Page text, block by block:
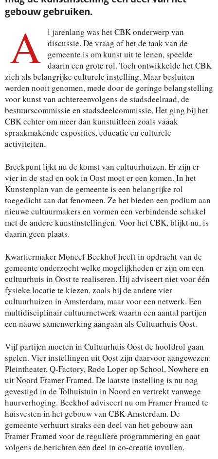
gebouw gebruiken.
A
l jarenlang was het CBK onderwerp van
discussie. De vraag of het de taak van de
gemeente is om kunst uit te lenen, speelde
daarin een grote rol. Toch ontwikkelde het CBK
zich als belangrijke culturele instelling. Maar besluiten
werden nooit genomen, mede door de geringe belangstelling
voor kunst van achtereenvolgens de stadsdeelraad, de
bestuurscommissie en stadsdeelcommissie. Het ging bij het
CBK echter om meer dan kunstuitleen zoals vaaak
spraakmakende exposities, educatie en culturele
activiteiten.
Breekpunt lijkt nu de komst van cultuurhuizen. Er zijn er
vier in de stad en ook in Oost moet er een komen. In het
Kunstenplan van de gemeente is een belangrijke rol
toegedicht aan dat fenomeen. Ze het bieden een podium aan
nieuwe cultuurmakers en vormen een verbindende schakel
met de andere kunstinstellingen. Voor het CBK, blijkt nu, is
daarin geen plaats.
Kwartiermaker Moncef Beekhof heeft in opdracht van de
gemeente onderzocht welke mogelijkheden er zijn om een
cultuurhuis in Oost te realiseren. Hij adviseert niet voor één
fysieke locatie te kiezen, zoals bij de andere vier
cultuurhuizen in Amsterdam, maar voor een netwerk. Een
multidisciplinair cultuurnetwerk waarin een aantal partijen
een nauwe samenwerking aangaan als Cultuurhuis Oost.
Vijf partijen moeten in Cultuurhuis Oost de hoofdrol gaan
spelen. Vier instellingen uit Oost zijn daarvoor aangewezen:
Pleintheater, Q-Factory, Rode Loper op School, Nowhere en
uit Noord Framer Framed. De laatste instelling is nu nog
gevestigd in de Tolhuistuin in Noord en vertrekt vanwege
huurverhoging. Beekhof adviseert nu om Framer Framed te
huisvesten in het gebouw van CBK Amsterdam. De
gemeente verhuurt straks een deel van het gebouw aan
Framer Framed voor de reguliere programmering en gaat
volgens de berichten een deel in co-creatie invullen.